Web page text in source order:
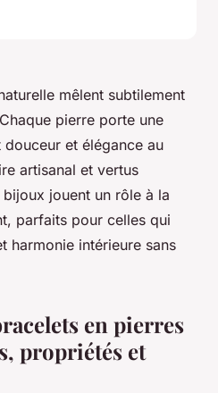
mêlent subtilement
pierre porte une
et élégance au
artisanal et vertus
jouent un rôle à la
parfaits pour celles qui
harmonie intérieure sans
en pierres
propriétés et